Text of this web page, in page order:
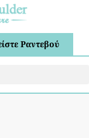
Ραντεβού